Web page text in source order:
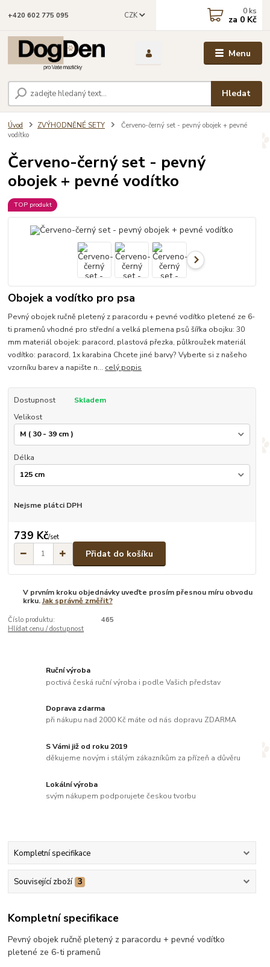
Menu
CZK
Hledat
+420 602 775 095 0 ks
za 0 Kč
Úvod ZVÝHODNĚNÉ SETY
Červeno-černý set - pevný obojek + pevné
vodítko
Červeno-černý set - pevný
obojek + pevné vodítko
TOP produkt
Obojek a vodítko pro psa
Pevný obojek ručně pletený z paracordu + pevné vodítko pletené ze 6-
ti pramenů vhodné pro střední a velká plemena psů šířka obojku: 30
mm materiál obojek: paracord, plastová přezka, půlkroužek materiál
vodítko: paracord, 1x karabina Chcete jiné barvy? Vyberte si z našeho
vzorníku barev a napište n... celý popis
Dostupnost
Skladem
Velikost
Délka
Nejsme plátci DPH
739 Kč/set
Přidat do košíku
V prvním kroku objednávky uveďte prosím přesnou míru obvodu
krku.Jak správně změřit?
Číslo produktu:
465
Hlídat cenu / dostupnost
Ruční výroba
poctivá česká ruční výroba i podle Vašich představ
Doprava zdarma
při nákupu nad 2000 Kč máte od nás dopravu ZDARMA
S Vámi již od roku 2019
děkujeme novým i stálým zákazníkům za přízeň a důvěru
Lokální výroba
svým nákupem podporujete českou tvorbu
Kompletní specifikace
Související zboží 3
Kompletní specifikace
Pevný obojek ručně pletený z paracordu + pevné vodítko
pletené ze 6-ti pramenů